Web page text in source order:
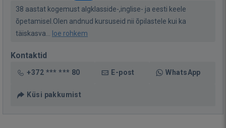
38 aastat kogemust algklasside-,inglise- ja eesti keele
õpetamisel.Olen andnud kursuseid nii õpilastele kui ka
täiskasva...
loe rohkem
Kontaktid
+372 *** *** 80 E-post WhatsApp
Küsi pakkumist